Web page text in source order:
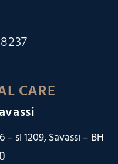
CARE
sl 1209, Savassi – BH